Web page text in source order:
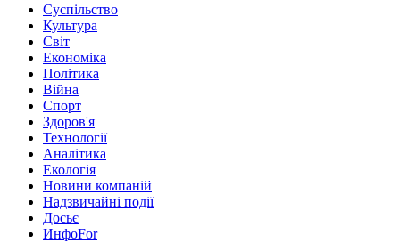
Суспiльство
Культура
Світ
Економіка
Політика
Війна
Спорт
Здоров'я
Технології
Аналітика
Екологія
Новини компаній
Надзвичайні події
Досьє
ИнфоFor